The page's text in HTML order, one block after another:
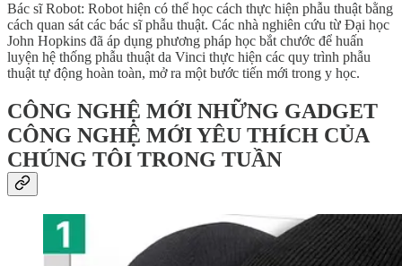
Bác sĩ Robot: Robot hiện có thể học cách thực hiện phẫu thuật bằng
cách quan sát các bác sĩ phẫu thuật. Các nhà nghiên cứu từ Đại học
John Hopkins đã áp dụng phương pháp học bắt chước để huấn
luyện hệ thống phẫu thuật da Vinci thực hiện các quy trình phẫu
thuật tự động hoàn toàn, mở ra một bước tiến mới trong y học.
CÔNG NGHỆ MỚI NHỮNG GADGET
CÔNG NGHỆ MỚI YÊU THÍCH CỦA
CHÚNG TÔI TRONG TUẦN